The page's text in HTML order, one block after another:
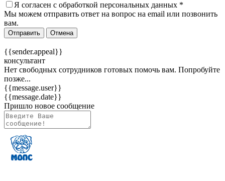
Я согласен c обработкой персональных данных *
Мы можем отправить ответ на вопрос на email или позвонить
вам.
Отправить Отмена
{{sender.appeal}}
консультант
Нет свободных сотрудников готовых помочь вам. Попробуйте
позже...
{{message.user}}
{{message.date}}
Пришло новое сообщение